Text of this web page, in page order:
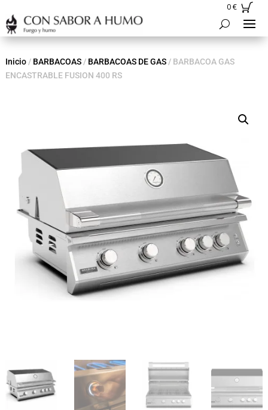
0€
Inicio/ BARBACOAS/ BARBACOAS DE GAS/ BARBACOA GAS
ENCASTRABLE FUSION 400 RS